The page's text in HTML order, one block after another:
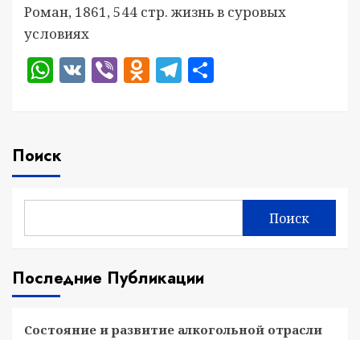
Роман, 1861, 544 стр. жизнь в суровых
условиях
WhatsApp
VKViberOdnoklassniki
Telegram
Поиск
Поиск
Последние Публикации
Состояние и развитие алкогольной отрасли